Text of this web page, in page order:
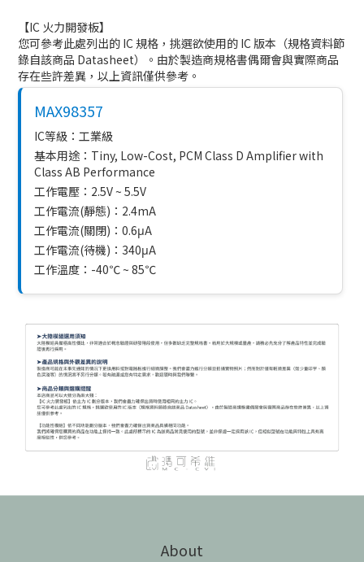
【IC 火力開發板】
您可參考此處列出的 IC 規格，挑選欲使用的 IC 版本（規格資料節
錄自該商品 Datasheet）。由於製造商規格書偶爾會與實際商品
存在些許差異，以上資訊僅供參考。
MAX98357
IC等級：工業級
基本用途：Tiny, Low-Cost, PCM Class D Amplifier with
Class AB Performance
工作電壓：2.5V ~ 5.5V
工作電流(靜態)：2.4mA
工作電流(關閉)：0.6μA
工作電流(待機)：340μA
工作溫度：-40℃ ~ 85℃
About